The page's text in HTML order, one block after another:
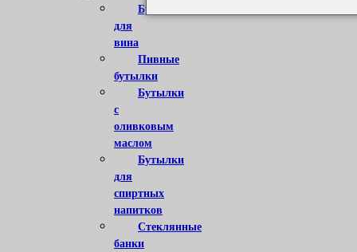
Бутылки
для
вина
Пивные
бутылки
Бутылки
с
оливковым
маслом
Бутылки
для
спиртных
напитков
Стеклянные
банки